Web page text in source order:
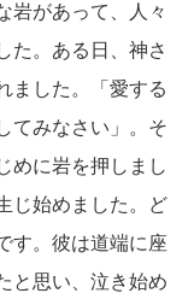
岩があって、人々
た。ある日、神さ
ました。「愛する
てみなさい」。そ
めに岩を押しまし
じ始めました。ど
す。彼は道端に座
と思い、泣き始め